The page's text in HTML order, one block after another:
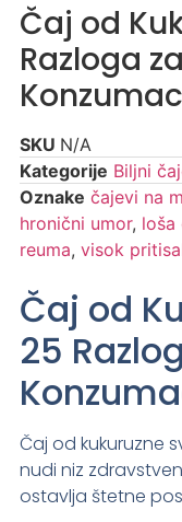
Čaj od
Razloga
SKU N/A
Kategorije Biljni
Oznake čajevi na
hronični umor, loša
reuma, visok
Čaj od
25
Čaj od kukuruzne
nudi niz
ostavlja štetne